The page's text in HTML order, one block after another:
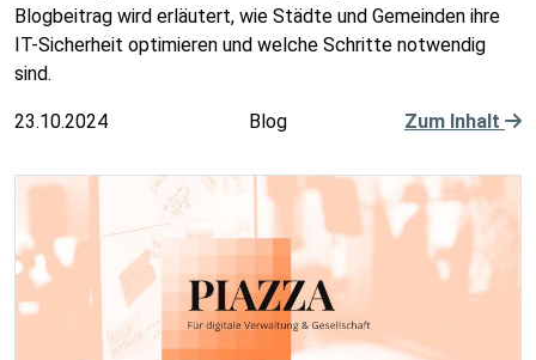
Blogbeitrag wird erläutert, wie Städte und Gemeinden ihre
IT-Sicherheit optimieren und welche Schritte notwendig
sind.
23.10.2024 Blog Zum Inhalt